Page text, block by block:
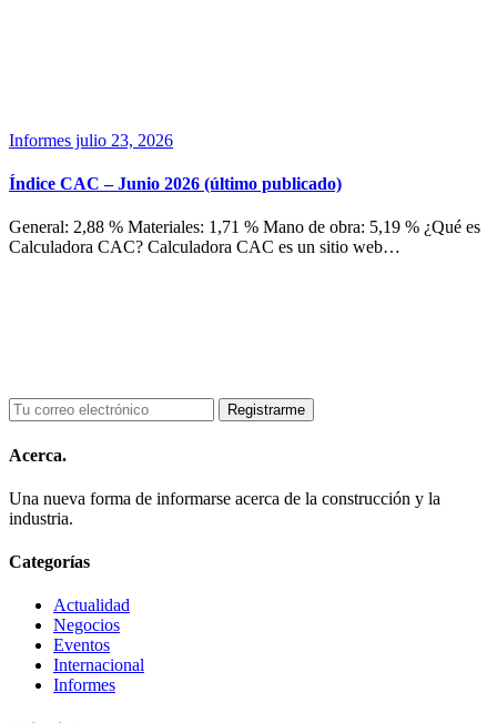
Informes julio 23, 2026
Índice CAC – Junio 2026 (último publicado)
General: 2,88 % Materiales: 1,71 % Mano de obra: 5,19 % ¿Qué es
Calculadora CAC? Calculadora CAC es un sitio web…
Acerca.
Una nueva forma de informarse acerca de la construcción y la
industria.
Categorías
Actualidad
Negocios
Eventos
Internacional
Informes